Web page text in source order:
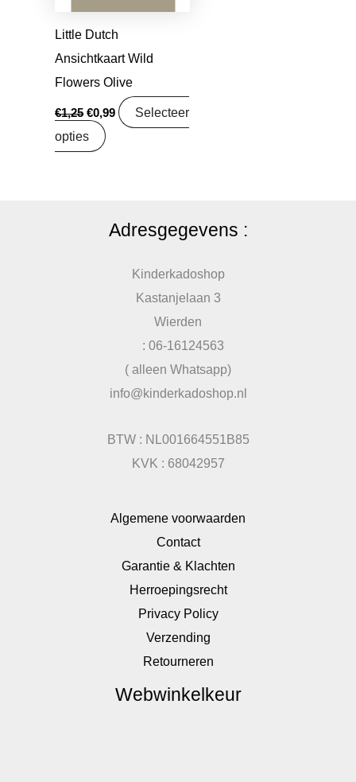
Little Dutch
Ansichtkaart Wild
Flowers Olive
€1,25 €0,99
Selecteer
opties
Adresgegevens :
Kinderkadoshop
Kastanjelaan 3
Wierden
: 06-16124563
( alleen Whatsapp)
info@kinderkadoshop.nl
BTW : NL001664551B85
KVK : 68042957
Algemene voorwaarden
Contact
Garantie & Klachten
Herroepingsrecht
Privacy Policy
Verzending
Retourneren
Webwinkelkeur